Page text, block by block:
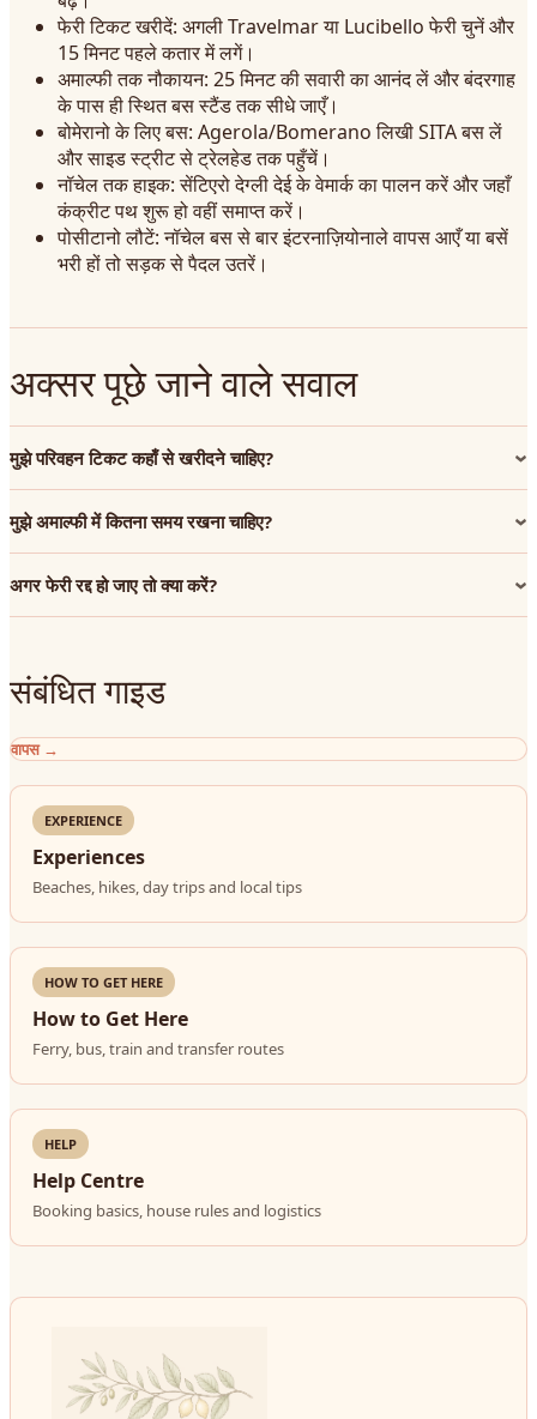
फेरी टिकट खरीदें: अगली Travelmar या Lucibello फेरी चुनें और
15 मिनट पहले कतार में लगें।
अमाल्फी तक नौकायन: 25 मिनट की सवारी का आनंद लें और बंदरगाह
के पास ही स्थित बस स्टैंड तक सीधे जाएँ।
बोमेरानो के लिए बस: Agerola/Bomerano लिखी SITA बस लें
और साइड स्ट्रीट से ट्रेलहेड तक पहुँचें।
नॉचेल तक हाइक: सेंटिएरो देग्ली देई के वेमार्क का पालन करें और जहाँ
कंक्रीट पथ शुरू हो वहीं समाप्त करें।
पोसीटानो लौटें: नॉचेल बस से बार इंटरनाज़ियोनाले वापस आएँ या बसें
भरी हों तो सड़क से पैदल उतरें।
अक्सर पूछे जाने वाले सवाल
मुझे परिवहन टिकट कहाँ से खरीदने चाहिए?
मुझे अमाल्फी में कितना समय रखना चाहिए?
अगर फेरी रद्द हो जाए तो क्या करें?
संबंधित गाइड
वापस→
EXPERIENCE
Experiences
Beaches, hikes, day trips and local tips
HOW TO GET HERE
How to Get Here
Ferry, bus, train and transfer routes
HELP
Help Centre
Booking basics, house rules and logistics